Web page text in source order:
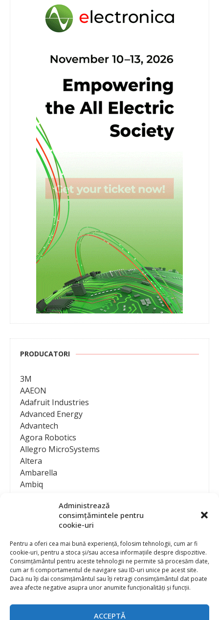
Administrează
consimțămintele pentru
cookie-uri
Pentru a oferi cea mai bună experiență, folosim tehnologii, cum ar fi
cookie-uri, pentru a stoca și/sau accesa informațiile despre dispozitive.
Consimțământul pentru aceste tehnologii ne permite să procesăm date,
cum ar fi comportamentul de navigare sau ID-uri unice pe acest site.
Dacă nu îți dai consimțământul sau îți retragi consimțământul dat poate
avea afecte negative asupra unor anumite funcționalități și funcții.
ACCEPTĂ
PRODUCATORI
3M
AAEON
Adafruit Industries
Advanced Energy
Advantech
Agora Robotics
Allegro MicroSystems
Altera
Ambarella
Ambiq
Analog Devices
Anritsu Corporation
Ansys
APS
Arduino
Arm
Asentics